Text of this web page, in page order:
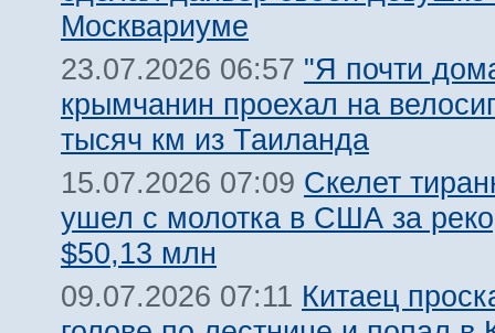
Москвариуме
23.07.2026 06:57 "Я почти
крымчанин проехал на
тысяч км из Таиланда
15.07.2026 07:09 Скелет
ушел с молотка в США за
$50,13 млн
09.07.2026 07:11 Китаец